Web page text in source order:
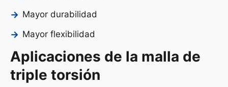
Mayor durabilidad
Mayor flexibilidad
Aplicaciones de la malla de
triple torsión